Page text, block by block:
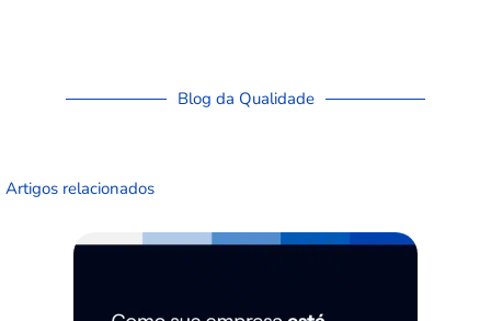
Blog da Qualidade
Artigos relacionados